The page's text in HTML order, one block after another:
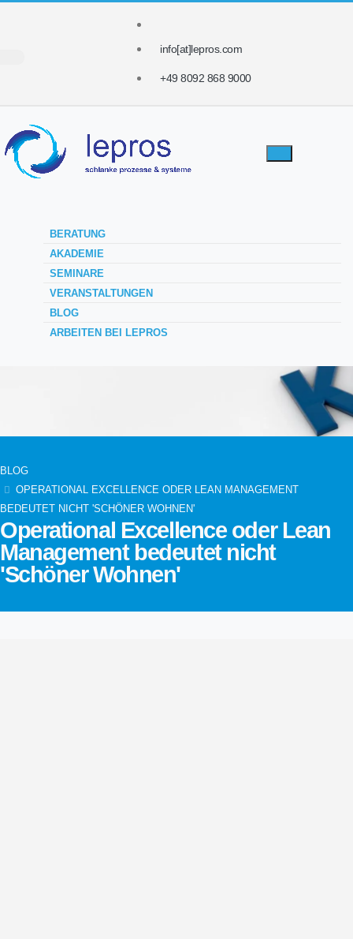
info[at]lepros.com
+49 8092 868 9000
BERATUNG
AKADEMIE
SEMINARE
VERANSTALTUNGEN
BLOG
ARBEITEN BEI LEPROS
BLOG
OPERATIONAL EXCELLENCE ODER LEAN MANAGEMENT
BEDEUTET NICHT 'SCHÖNER WOHNEN'
Operational Excellence oder Lean
Management bedeutet nicht
'Schöner Wohnen'